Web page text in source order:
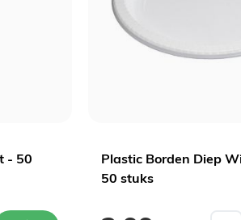
- 50
Plastic Borden Diep
50 stuks